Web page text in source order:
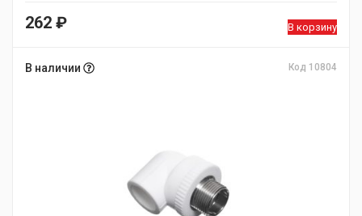
262 ₽ В корзину
В наличии Код 10804